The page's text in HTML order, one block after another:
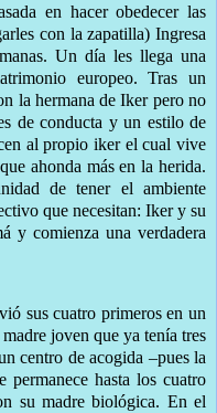
en hacer obedecer las
con la zapatilla) Ingresa
Un día les llega una
europeo. Tras un
la hermana de Iker pero no
de conducta y un estilo de
al propio iker el cual vive
ahonda más en la herida.
de tener el ambiente
que necesitan: Iker y su
y comienza una verdadera
sus cuatro primeros en un
joven que ya tenía tres
centro de acogida –pues la
permanece hasta los cuatro
su madre biológica. En el